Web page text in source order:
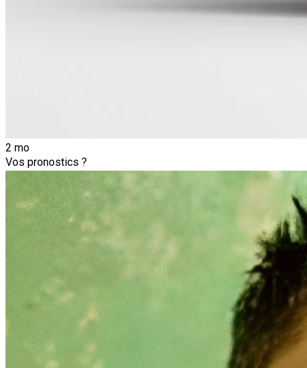
2 mo
Vos pronostics ?